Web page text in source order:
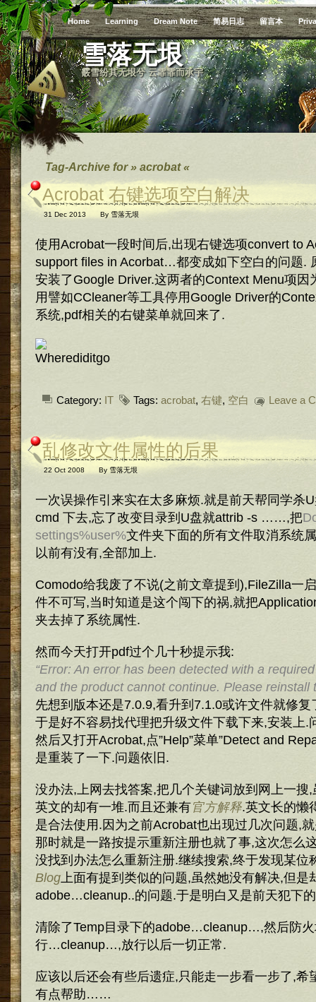
Home Learning Dream Note 简易日志 留言本
雪落无垠
霰雪纷其无垠兮 云霏霏而承宇
Tag-Archive for » acrobat «
Acrobat 右键选项空白解决
31 Dec 2013 By 雪落无垠
使用Acrobat一段时间后,出现右键选项convert to
support files in Acorbat…都变成如下空白的问题.
安装了Google Driver.这两者的Context Menu项因
用譬如CCleaner等工具停用Google Driver的
系统,pdf相关的右键菜单就回来了.
Category: IT Tags: acrobat, 右键, 空白 Leave a
乱修改文件属性的后果
22 Oct 2008 By 雪落无垠
一次误操作引来实在太多麻烦.就是前天帮同学杀
cmd 下去,忘了改变目录到U盘就attrib -s ……,把
settings%user%文件夹下面的所有文件取消系统
以前有没有,全部加上.
Comodo给我废了不说(之前文章提到),FileZilla一
件不可写,当时知道是这个闯下的祸,就把
夹去掉了系统属性.
然而今天打开pdf过个几十秒提示我:
“Error: An error has been detected with a
and the product cannot continue. Please reinstall
先想到版本还是7.0.9,看升到7.1.0或许文件就修复
于是好不容易找代理把升级文件下载下来,安装上.
然后又打开Acrobat,点”Help”菜单”Detect and
是重装了一下.问题依旧.
没办法,上网去找答案,把几个关键词放到网上一搜
英文的却有一堆.而且还兼有官方解释.英文长的懒
是合法使用.因为之前Acrobat也出现过几次问题,
那时就是一路按提示重新注册也就了事,这次怎么
没找到办法怎么重新注册.继续搜索,终于发现某位
Blog上面有提到类似的问题,虽然她没有解决,但是
adobe…cleanup..的问题.于是明白又是前天犯下
清除了Temp目录下的adobe…cleanup…,然后防
行…cleanup…,放行以后一切正常.
应该以后还会有些后遗症,只能走一步看一步了,希
有点帮助……